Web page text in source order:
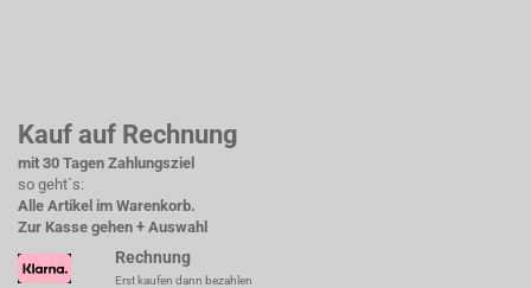
Kauf auf Rechnung
mit 30 Tagen Zahlungsziel
so geht´s:
Alle Artikel im Warenkorb.
Zur Kasse gehen + Auswahl
Rechnung
Erst kaufen dann bezahlen